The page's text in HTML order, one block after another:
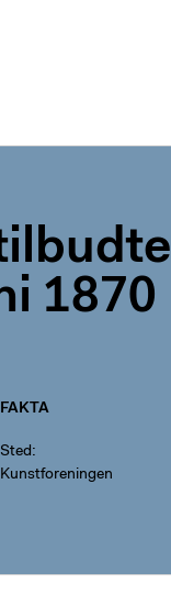
1870
FAKTA
Sted
Kunstforeningen